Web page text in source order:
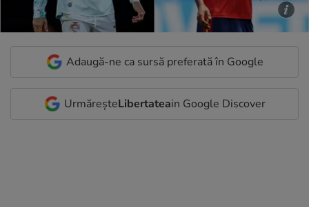
Adaugă-ne ca sursă preferată în Google
UrmăreșteLibertateain Google Discover